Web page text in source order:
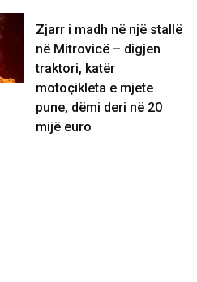
Zjarr i madh në një stallë
në Mitrovicë – digjen
traktori, katër
motoçikleta e mjete
pune, dëmi deri në 20
mijë euro